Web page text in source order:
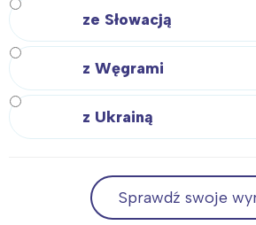
ze Słowacją
z Węgrami
z Ukrainą
Sprawdź swoje